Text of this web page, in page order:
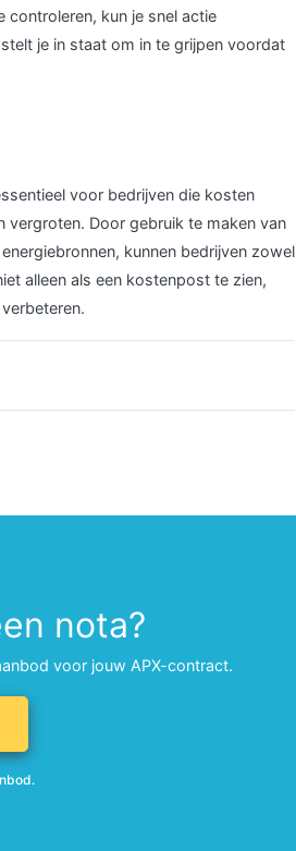
controleren, kun je snel actie
je in staat om in te grijpen voordat
voor bedrijven die kosten
vergroten. Door gebruik te maken van
kunnen bedrijven zowel
alleen als een kostenpost te zien,
nota?
voor jouw APX-contract.